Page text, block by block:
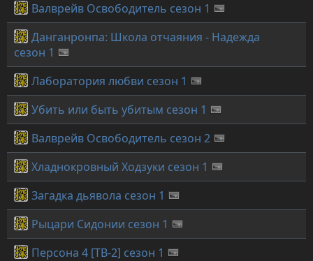
Валврейв Освободитель сезон 1
Данганронпа: Школа отчаяния - Надежда
сезон 1
Лаборатория любви сезон 1
Убить или быть убитым сезон 1
Валврейв Освободитель сезон 2
Хладнокровный Ходзуки сезон 1
Загадка дьявола сезон 1
Рыцари Сидонии сезон 1
Персона 4 [ТВ-2] сезон 1